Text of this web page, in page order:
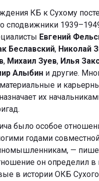
КБ к Сухому
сподвижники
Евгений
Беславский, Николай
, Михаил Зуев, Илья
Алыбин и другие.
и
их
было особое
годами
—
он определил в
в истории ОКБ Сухого